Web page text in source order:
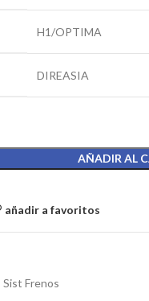
H1/OPTIMA
DIREASIA
AÑADIR AL
añadir a favoritos
Sist Frenos